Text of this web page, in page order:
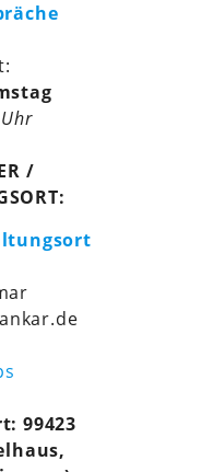
/
99423